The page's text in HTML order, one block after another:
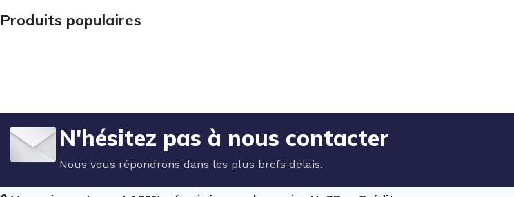
Produits populaires
N'hésitez pas à nous contacter
Nous vous répondrons dans les plus brefs délais.